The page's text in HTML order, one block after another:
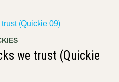
we trust (Quickie